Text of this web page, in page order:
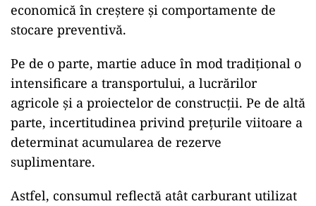
economică în creștere și comportamente de
stocare preventivă.
Pe de o parte, martie aduce în mod tradițional o
intensificare a transportului, a lucrărilor
agricole și a proiectelor de construcții. Pe de altă
parte, incertitudinea privind prețurile viitoare a
determinat acumularea de rezerve
suplimentare.
Astfel, consumul reflectă atât carburant utilizat